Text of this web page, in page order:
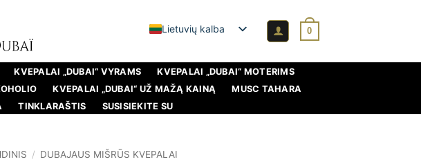
Lietuvių kalba 0
KVEPALAI „DUBAI“ VYRAMS
KVEPALAI „DUBAI“ MOTERIMS
KVEPALAI „DUBAI“ UŽ MAŽĄ KAINĄ
MUSC TAHARA
TINKLARAŠTIS SUSISIEKITE SU
/ DUBAJAUS MIŠRŪS KVEPALAI